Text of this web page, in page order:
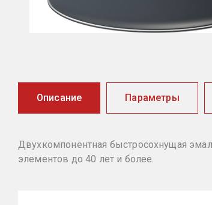
Описание Параметры
Двухкомпонентная быстросохнущая
элементов до 40 лет и более.